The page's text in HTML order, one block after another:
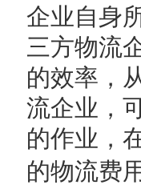
企业自身
三方物流
的效率，
流企业，
的作业，
的物流费